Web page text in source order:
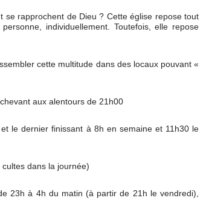
se rapprochent de Dieu ? Cette église repose tout
individuellement. Toutefois, elle repose
cette multitude dans des locaux pouvant «
aux alentours de 21h00
le dernier finissant à 8h en semaine et 11h30 le
dans la journée)
23h à 4h du matin (à partir de 21h le vendredi),